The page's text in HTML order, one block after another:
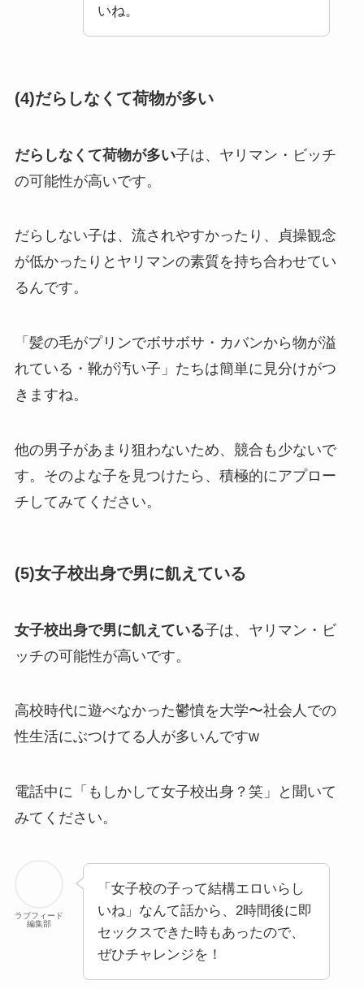
いね。
(4)だらしなくて荷物が多い
だらしなくて荷物が多い子は、ヤリマン・ビッチ
の可能性が高いです。
だらしない子は、流されやすかったり、貞操観念
が低かったりとヤリマンの素質を持ち合わせてい
るんです。
「髪の毛がプリンでボサボサ・カバンから物が溢
れている・靴が汚い子」たちは簡単に見分けがつ
きますね。
他の男子があまり狙わないため、競合も少ないで
す。そのよな子を見つけたら、積極的にアプロー
チしてみてください。
(5)女子校出身で男に飢えている
女子校出身で男に飢えている子は、ヤリマン・ビ
ッチの可能性が高いです。
高校時代に遊べなかった鬱憤を大学〜社会人での
性生活にぶつけてる人が多いんですw
電話中に「もしかして女子校出身？笑」と聞いて
みてください。
ラブフィード
編集部
「女子校の子って結構エロいらし
いね」なんて話から、2時間後に即
セックスできた時もあったので、
ぜひチャレンジを！